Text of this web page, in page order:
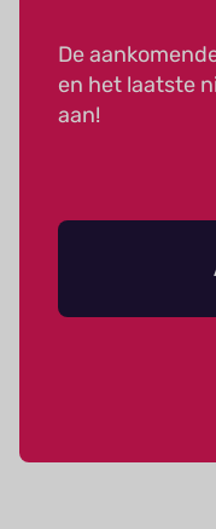
De
en het laatste
aan!